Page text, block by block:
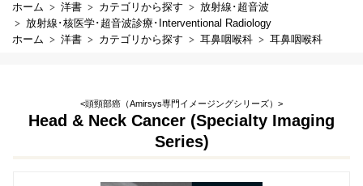
ホーム
洋書 カテゴリから探す
放射線･超音波
放射線･核医学･超音波診療･Interventional Radiology
ホーム
洋書 カテゴリから探す 耳鼻咽喉科 耳鼻咽喉科
<頭頸部癌（Amirsys専門イメージングシリーズ）>
Head & Neck Cancer (Specialty Imaging
Series)